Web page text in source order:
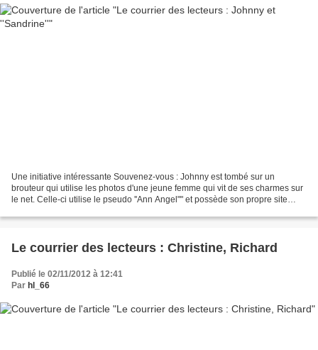
Une initiative intéressante Souvenez-vous : Johnny est tombé sur un
brouteur qui utilise les photos d'une jeune femme qui vit de ses charmes sur
le net. Celle-ci utilise le pseudo ''Ann Angel"" et possède son propre site
Le courrier des lecteurs : Christine, Richard
Publié le 02/11/2012 à 12:41
Par hl_66